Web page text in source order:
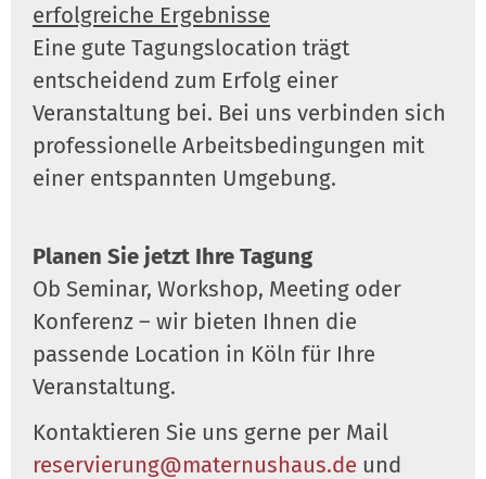
erfolgreiche Ergebnisse
Eine gute Tagungslocation trägt
entscheidend zum Erfolg einer
Veranstaltung bei. Bei uns verbinden sich
professionelle Arbeitsbedingungen mit
einer entspannten Umgebung.
Planen Sie jetzt Ihre Tagung
Ob Seminar, Workshop, Meeting oder
Konferenz – wir bieten Ihnen die
passende Location in Köln für Ihre
Veranstaltung.
Kontaktieren Sie uns gerne per Mail
reservierung@maternushaus.de und